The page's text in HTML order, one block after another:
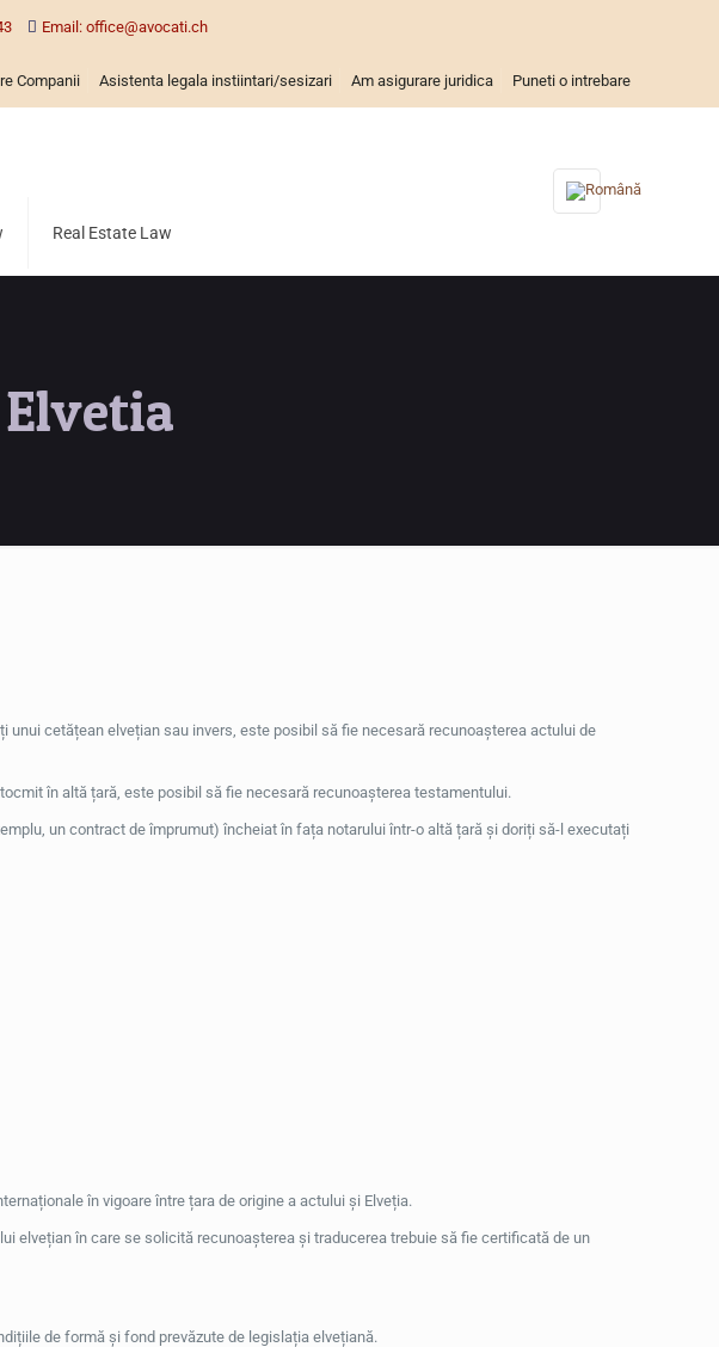
Email: office@avocati.ch
Companii Asistenta legala instiintari/sesizari Am asigurare juridica Puneti o intrebare
Real Estate Law
unui cetățean elvețian sau invers, este posibil să fie necesară recunoașterea actului de
în altă țară, este posibil să fie necesară recunoașterea testamentului.
un contract de împrumut) încheiat în fața notarului într-o altă țară și doriți să-l executați
în vigoare între țara de origine a actului și Elveția.
elvețian în care se solicită recunoașterea și traducerea trebuie să fie certificată de un
de formă și fond prevăzute de legislația elvețiană.